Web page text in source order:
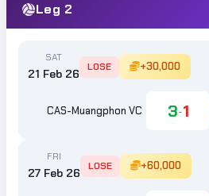
Leg 2
SAT
21 Feb 26
CAS-Muangphon VC 3-1
LOSE +30,000
FRI
27 Feb 26
LOSE +60,000